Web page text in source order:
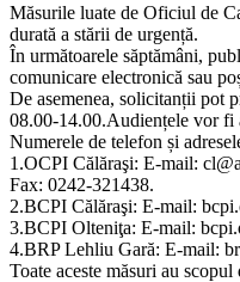
Măsurile luate de Oficiul de
durată a stării de urgență.
În următoarele săptămâni,
comunicare electronică sau
De asemenea, solicitanții pot
08.00-14.00.Audiențele vor fi
Numerele de telefon și
1.OCPI Călăraşi: E-mail:
Fax: 0242-321438.
2.BCPI Călăraşi: E-mail:
3.BCPI Olteniţa: E-mail:
4.BRP Lehliu Gară: E-mail:
Toate aceste măsuri au